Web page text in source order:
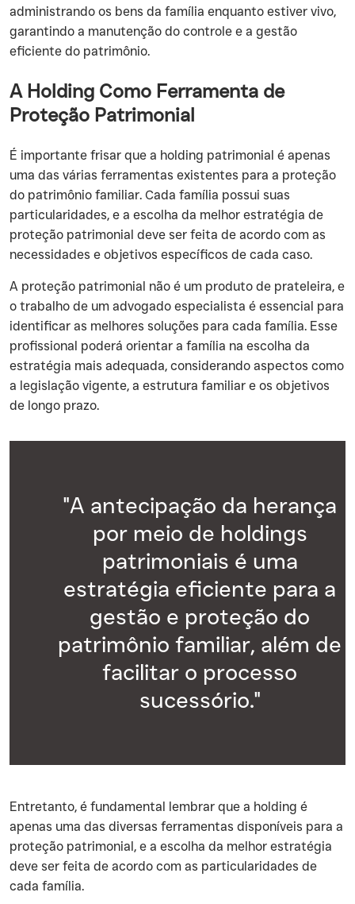
administrando os bens da família enquanto estiver vivo,
garantindo a manutenção do controle e a gestão
eficiente do patrimônio.
A Holding Como Ferramenta de
Proteção Patrimonial
‍É importante frisar que a holding patrimonial é apenas
uma das várias ferramentas existentes para a proteção
do patrimônio familiar. Cada família possui suas
particularidades, e a escolha da melhor estratégia de
proteção patrimonial deve ser feita de acordo com as
necessidades e objetivos específicos de cada caso.
‍A proteção patrimonial não é um produto de prateleira, e
o trabalho de um advogado especialista é essencial para
identificar as melhores soluções para cada família. Esse
profissional poderá orientar a família na escolha da
estratégia mais adequada, considerando aspectos como
a legislação vigente, a estrutura familiar e os objetivos
de longo prazo.
"A antecipação da herança
por meio de holdings
patrimoniais é uma
estratégia eficiente para a
gestão e proteção do
patrimônio familiar, além de
facilitar o processo
sucessório."
‍Entretanto, é fundamental lembrar que a holding é
apenas uma das diversas ferramentas disponíveis para a
proteção patrimonial, e a escolha da melhor estratégia
deve ser feita de acordo com as particularidades de
cada família.